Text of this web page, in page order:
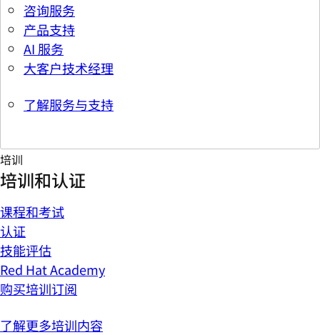
咨询服务
产品支持
AI 服务
大客户技术经理
了解服务与支持
培训
培训和认证
课程和考试
认证
技能评估
Red Hat Academy
购买培训订阅
了解更多培训内容